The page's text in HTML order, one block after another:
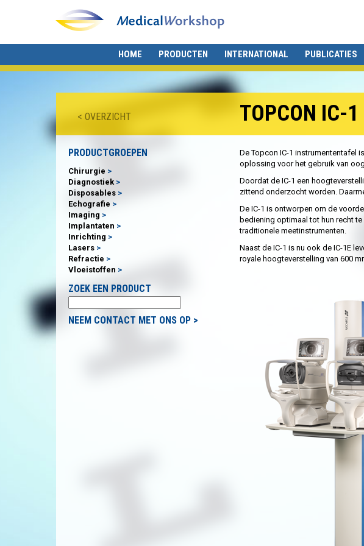
HOME PRODUCTEN INTERNATIONAL PUBLICATIES
< OVERZICHT TOPCON IC-1
PRODUCTGROEPEN
Chirurgie
Diagnostiek
Disposables
Echografie
Imaging
Implantaten
Inrichting
Lasers
Refractie
Vloeistoffen
ZOEK EEN PRODUCT
NEEM CONTACT MET ONS OP >
De Topcon IC-1 instrumententafel
oplossing voor het gebruik van
Doordat de IC-1 een
zittend onderzocht worden.
De IC-1 is ontworpen om de
bediening optimaal tot hun recht
traditionele meetinstrumenten.
Naast de IC-1 is nu ook de IC-1E
royale hoogteverstelling van 600